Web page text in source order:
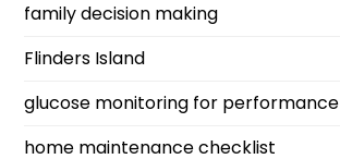
family decision making
Flinders Island
glucose monitoring for performance
home maintenance checklist